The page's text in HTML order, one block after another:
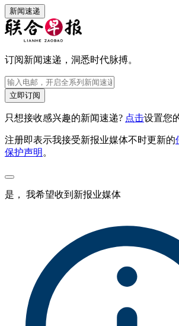
新闻速递
订阅新闻速递，洞悉时代脉搏。
立即订阅
只想接收感兴趣的新闻速递? 点击设置您
注册即表示我接受新报业媒体不时更新的
保护声明 。
是， 我希望收到新报业媒体